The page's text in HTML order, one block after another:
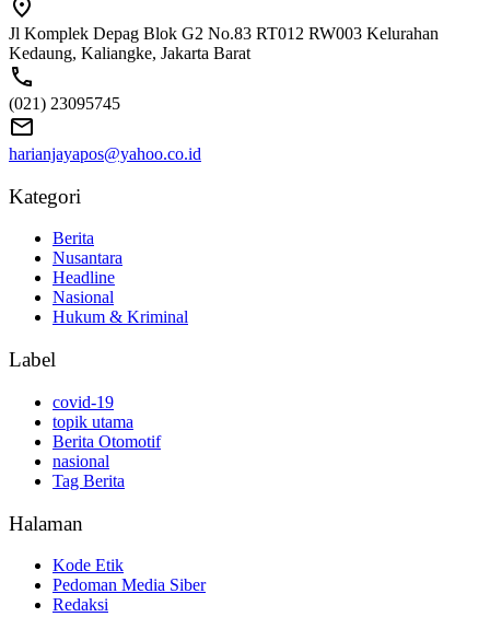
Jl Komplek Depag Blok G2 No.83 RT012 RW003 Kelurahan
Kedaung, Kaliangke, Jakarta Barat
(021) 23095745
harianjayapos@yahoo.co.id
Kategori
Berita
Nusantara
Headline
Nasional
Hukum & Kriminal
Label
covid-19
topik utama
Berita Otomotif
nasional
Tag Berita
Halaman
Kode Etik
Pedoman Media Siber
Redaksi